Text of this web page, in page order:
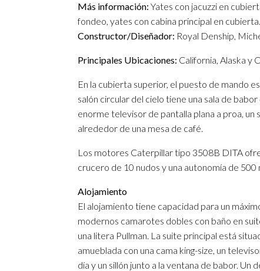
Más información: Yates con jacuzzi en
fondeo, yates con cabina principal en cubierta.
Constructor/Diseñador: Royal Denship,
Principales Ubicaciones: California, Alaska y
En la cubierta superior, el puesto de mando
salón circular del cielo tiene una sala de
enorme televisor de pantalla plana a proa,
alrededor de una mesa de café.
Los motores Caterpillar tipo 3508B DITA
crucero de 10 nudos y una autonomía de 500
Alojamiento
El alojamiento tiene capacidad para un
modernos camarotes dobles con baño en
una litera Pullman. La suite principal está
amueblada con una cama king-size, un
día y un sillón junto a la ventana de babor.